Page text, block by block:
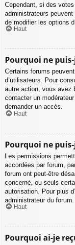
Cependant, si des
administrateurs
de modifier les options
Haut
Pourquoi ne
Certains forums
d’utilisateurs. Pour
autre action, vous avez
contacter un
demander un accès.
Haut
Pourquoi ne
Les permissions
accordées par forum,
forum ont peut-être
concerné, ou seuls
autorisation. Pour plus
administrateur du forum.
Haut
Pourquoi ai-je